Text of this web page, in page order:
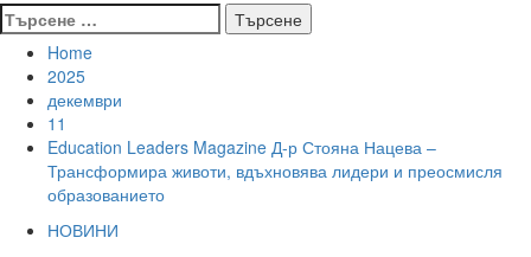
Търсене
за:
Home
2025
декември
11
Education Leaders Magazine Д-р Стояна Нацева –
Трансформира животи, вдъхновява лидери и преосмисля
образованието
НОВИНИ